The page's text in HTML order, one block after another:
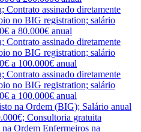
Contrato assinado diretamente
no BIG registration; salário
a 80.000€ anual
Contrato assinado diretamente
no BIG registration; salário
a 100.000€ anual
Contrato assinado diretamente
no BIG registration; salário
a 100.000€ anual
na Ordem (BIG); Salário anual
Consultoria gratuita
Ordem Enfermeiros na